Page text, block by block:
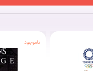
از بهنرین بازی دوران خودش
را جذب خود کند که البته این
ناموجود